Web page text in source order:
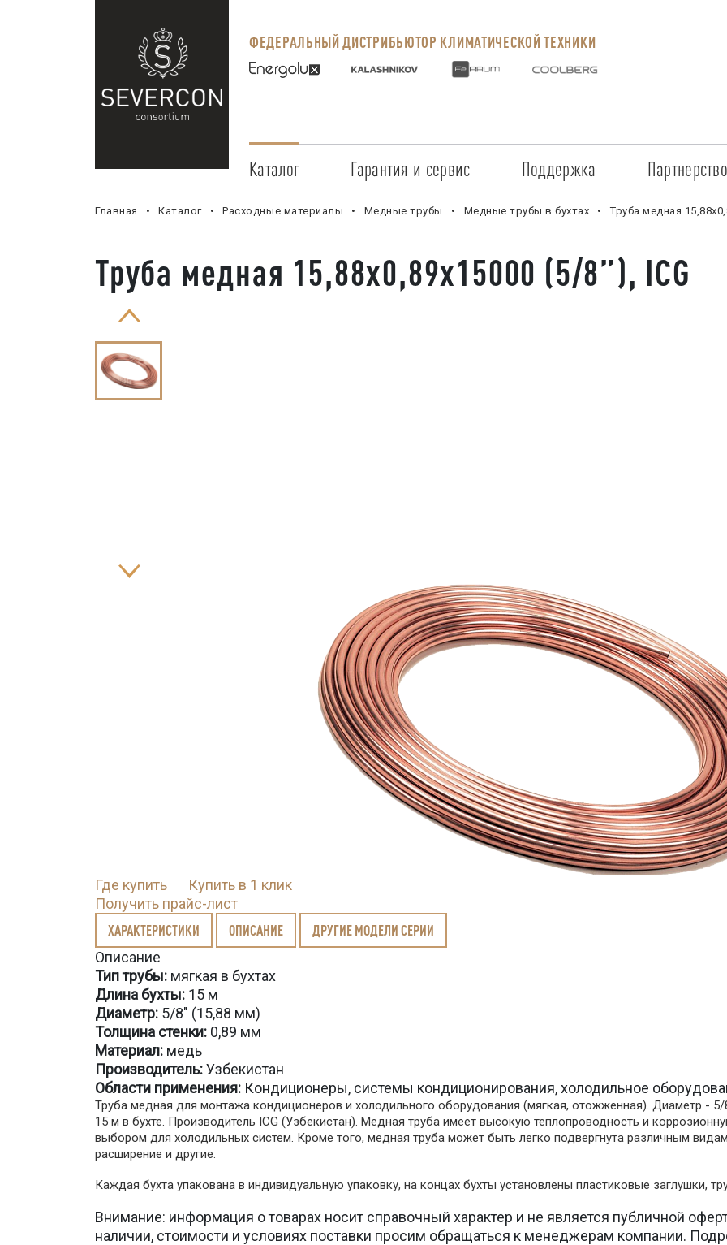
ФЕДЕРАЛЬНЫЙ ДИСТРИБЬЮТОР КЛИМАТИЧЕСКОЙ ТЕХНИКИ
Каталог Гарантия и сервис
Сервисные центры
Прайс-лист на услуги
Поддержка
Регистрация объекта
Документация
Стать
Наши
Главная Каталог Расходные материалы Медные трубы Медные трубы в бухтах Труба медная
Труба медная 15,88х0,89х15000 (5/8”), ICG
Где купить
Купить в 1 клик
Получить прайс-лист
ХАРАКТЕРИСТИКИ ОПИСАНИЕ ДРУГИЕ МОДЕЛИ СЕРИИ
Описание
Тип трубы: мягкая в бухтах
Длина бухты: 15 м
Диаметр: 5/8" (15,88 мм)
Толщина стенки: 0,89 мм
Материал: медь
Производитель:Узбекистан
Области применения: Кондиционеры, системы кондиционирования, холодильное
Труба медная для монтажа кондиционеров и холодильного оборудования (мягкая, отожженная). Диаметр -
15 м в бухте. Производитель ICG (Узбекистан). Медная труба имеет высокую теплопроводность и
выбором для холодильных систем. Кроме того, медная труба может быть легко подвергнута различным
расширение и другие.
Каждая бухта упакована в индивидуальную упаковку, на концах бухты установлены пластиковые заглушки,
Внимание: информация о товарах носит справочный характер и не является публичной
наличии, стоимости и условиях поставки просим обращаться к менеджерам компании.